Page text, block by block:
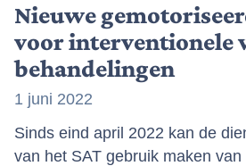
Nieuwe
voor interventionele
behandelingen
1 juni 2022
Sinds eind april 2022 kan de
van het SAT gebruik maken